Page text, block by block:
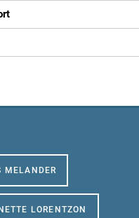
MELANDER
LORENTZON